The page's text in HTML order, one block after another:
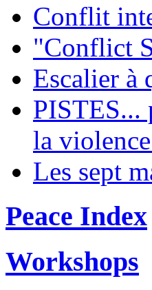
Conflit
"Conflict
Escalier à
PISTES...
la
Les sept
Peace Index
Workshops